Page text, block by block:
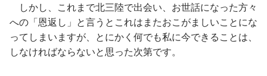
しかし、これまで北三陸で出会い、お世話になった方々
への「恩返し」と言うとこれはまたおこがましいことにな
ってしまいますが、とにかく何でも私に今できることは、
しなければならないと思った次第です。